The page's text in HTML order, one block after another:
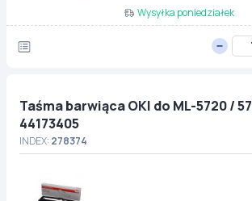
Wysyłka poniedziałek
Taśma barwiąca OKI do ML-5720 /
44173405
INDEX:278374